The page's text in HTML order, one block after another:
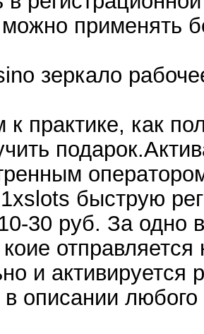
можно применять
зеркало
к практике, как
быструю
30 руб. За одно
и
в описании